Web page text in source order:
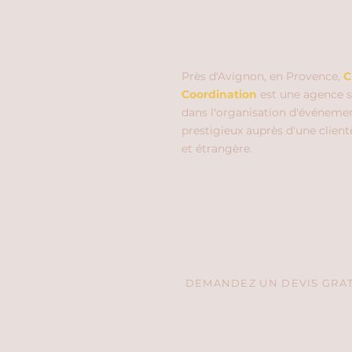
Près d'Avignon, en Provence,
Coordination est une agence
dans l'organisation
prestigieux auprès d'une
et étrangère.
DEMANDEZ UN DEVIS